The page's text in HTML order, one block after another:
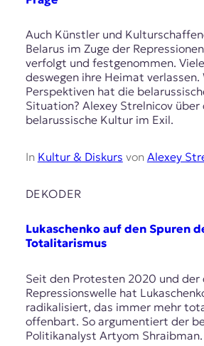
Auch Künstler und
Belarus im Zuge der
verfolgt und festgenommen.
deswegen ihre Heimat verlassen.
Perspektiven hat die
Situation? Alexey Strelnicov über
belarussische Kultur im Exil.
In Kultur & Diskurs von Alexey
DEKODER
Lukaschenko auf den Spuren
Totalitarismus
Seit den Protesten 2020 und der
Repressionswelle hat
radikalisiert, das immer mehr
offenbart. So argumentiert der
Politikanalyst Artyom Shraibman.